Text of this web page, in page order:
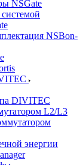
NSGate
NSBon-
DIVITEC
L2/L3
энергии